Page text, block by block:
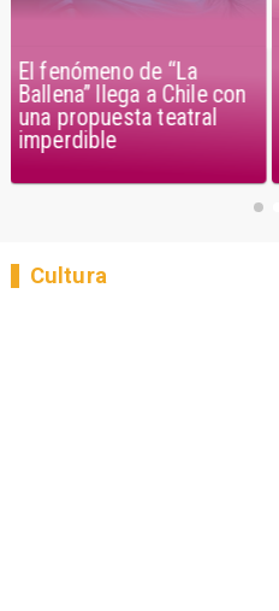
El fenómeno de “La
Ballena” llega a Chile con
una propuesta teatral
imperdible
Cultura